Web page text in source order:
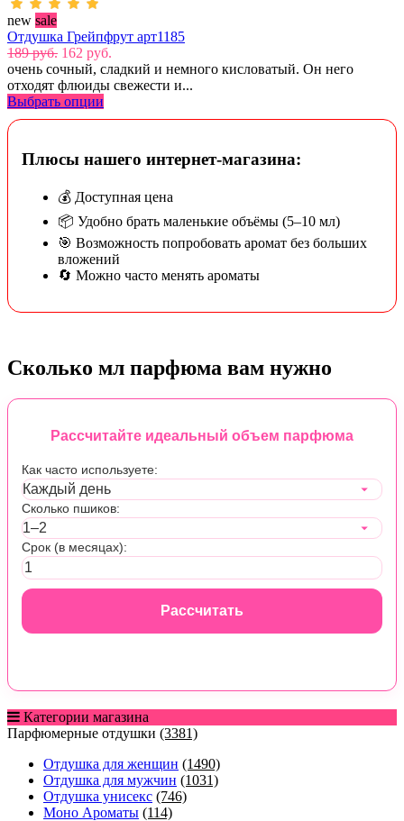
new sale
Отдушка Грейпфрут арт1185
189 руб. 162 руб.
очень сочный, сладкий и немного кисловатый. Он него
отходят флюиды свежести и...
Выбрать опции
Плюсы нашего интернет-магазина:
💰 Доступная цена
📦 Удобно брать маленькие объёмы (5–10 мл)
🎯 Возможность попробовать аромат без больших
вложений
🔄 Можно часто менять ароматы
Сколько мл парфюма вам нужно
Рассчитайте идеальный объем парфюма
Как часто используете:
Сколько пшиков:
Срок (в месяцах):
Рассчитать
Категории магазина
Парфюмерные отдушки (3381)
Отдушка для женщин (1490)
Отдушка для мужчин (1031)
Отдушка унисекс (746)
Моно Ароматы (114)